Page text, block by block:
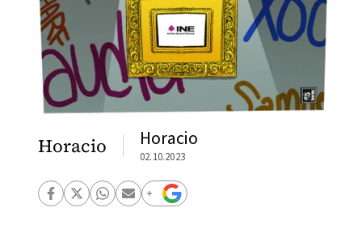
Horacio Horacio
02.10.2023